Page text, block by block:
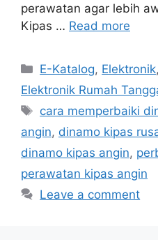
perawatan agar lebih
Kipas … Read more
Categories
E-Katalog, Elektronik,
Elektronik Rumah
Tags
cara memperbaiki
angin, dinamo kipas
dinamo kipas angin,
perawatan kipas angin
Leave a comment